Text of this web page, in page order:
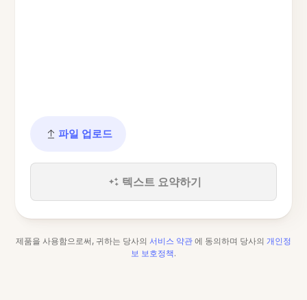
파일 업로드
텍스트 요약하기
제품을 사용함으로써, 귀하는 당사의 서비스 약관 에 동의하며 당사의 개인정
보 보호정책.